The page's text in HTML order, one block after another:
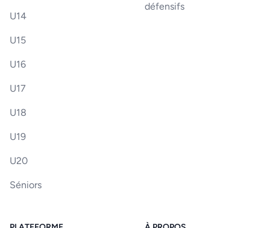
U14
U15
U16
U17
U18
U19
U20
Séniors
défensifs